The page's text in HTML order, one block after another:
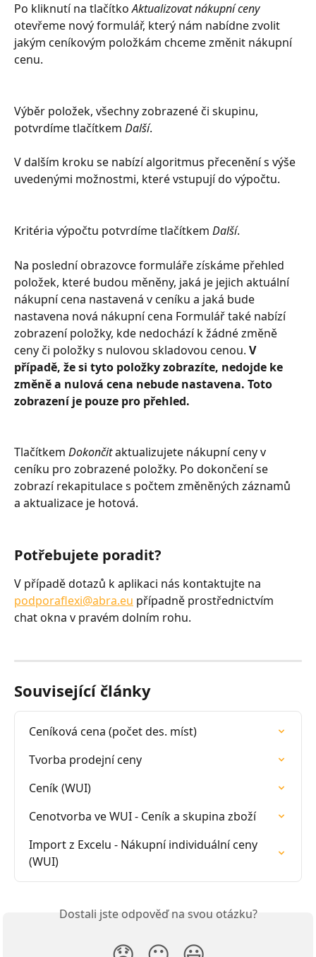
Po kliknutí na tlačítko Aktualizovat nákupní ceny
otevřeme nový formulář, který nám nabídne zvolit
jakým ceníkovým položkám chceme změnit nákupní
cenu.
Výběr položek, všechny zobrazené či skupinu,
potvrdíme tlačítkem Další.
V dalším kroku se nabízí algoritmus přecenění s výše
uvedenými možnostmi, které vstupují do výpočtu.
Kritéria výpočtu potvrdíme tlačítkem Další.
Na poslední obrazovce formuláře získáme přehled
položek, které budou měněny, jaká je jejich aktuální
nákupní cena nastavená v ceníku a jaká bude
nastavena nová nákupní cena Formulář také nabízí
zobrazení položky, kde nedochází k žádné změně
ceny či položky s nulovou skladovou cenou. V
případě, že si tyto položky zobrazíte, nedojde ke
změně a nulová cena nebude nastavena. Toto
zobrazení je pouze pro přehled.
Tlačítkem Dokončit aktualizujete nákupní ceny v
ceníku pro zobrazené položky. Po dokončení se
zobrazí rekapitulace s počtem změněných záznamů
a aktualizace je hotová.
Potřebujete poradit?
V případě dotazů k aplikaci nás kontaktujte na
podporaflexi@abra.eu případně prostřednictvím
chat okna v pravém dolním rohu.
Související články
Ceníková cena (počet des. míst)
Tvorba prodejní ceny
Ceník (WUI)
Cenotvorba ve WUI - Ceník a skupina zboží
Import z Excelu - Nákupní individuální ceny
(WUI)
Dostali jste odpověď na svou otázku?